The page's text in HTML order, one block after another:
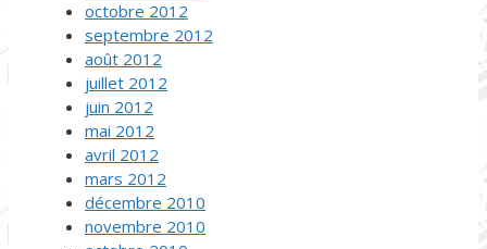
octobre 2012
septembre 2012
août 2012
juillet 2012
juin 2012
mai 2012
avril 2012
mars 2012
décembre 2010
novembre 2010